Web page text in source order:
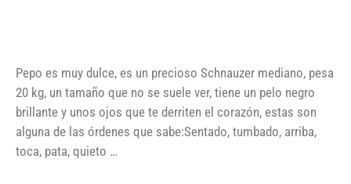
Pepo es muy dulce, es un precioso Schnauzer mediano, pesa
20 kg, un tamaño que no se suele ver, tiene un pelo negro
brillante y unos ojos que te derriten el corazón, estas son
alguna de las órdenes que sabe:Sentado, tumbado, arriba,
toca, pata, quieto …